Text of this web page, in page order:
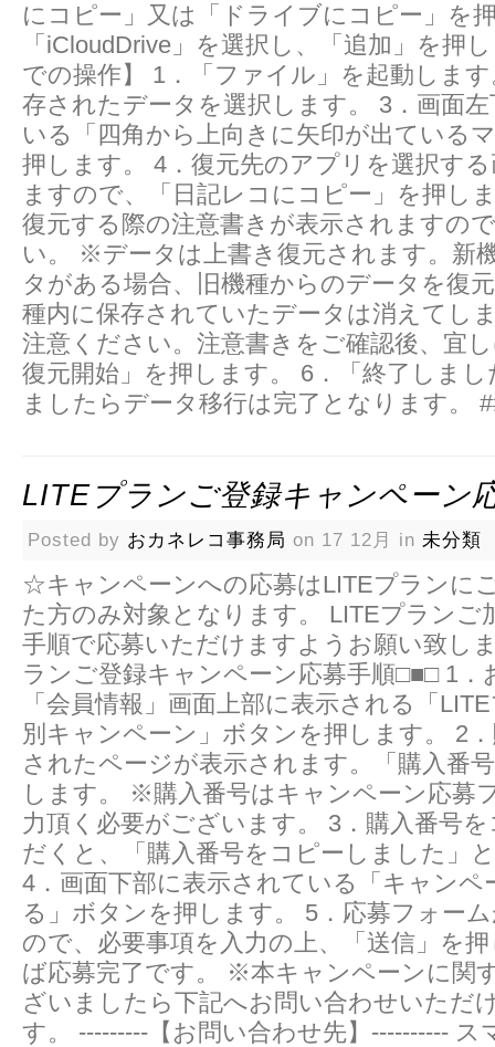
にコピー」又は「ドライブにコピー」を
「iCloudDrive」を選択し、「追加」を押
での操作】 1．「ファイル」を起動しま
存されたデータを選択します。 3．画面
いる「四角から上向きに矢印が出ている
押します。 4．復元先のアプリを選択す
ますので、「日記レコにコピー」を押し
復元する際の注意書きが表示されますの
い。 ※データは上書き復元されます。新
タがある場合、旧機種からのデータを復
種内に保存されていたデータは消えてし
注意ください。注意書きをご確認後、宜
復元開始」を押します。 6．「終了しま
ましたらデータ移行は完了となります。
LITEプランご登録キャンペーン
Posted by おカネレコ事務局 on 17 12月 in 未分類
☆キャンペーンへの応募はLITEプランに
た方のみ対象となります。 LITEプランご
手順で応募いただけますようお願い致し
ランご登録キャンペーン応募手順□■□ 1．
「会員情報」画面上部に表示される「
別キャンペーン」ボタンを押します。 2
されたページが表示されます。「購入番
します。 ※購入番号はキャンペーン応募
力頂く必要がございます。 3．購入番号
だくと、「購入番号をコピーしました」
4．画面下部に表示されている「キャンペ
る」ボタンを押します。 5．応募フォー
ので、必要事項を入力の上、「送信」を
ば応募完了です。 ※本キャンペーンに関
ざいましたら下記へお問い合わせいただ
す。 ---------【お問い合わせ先】---------- ス